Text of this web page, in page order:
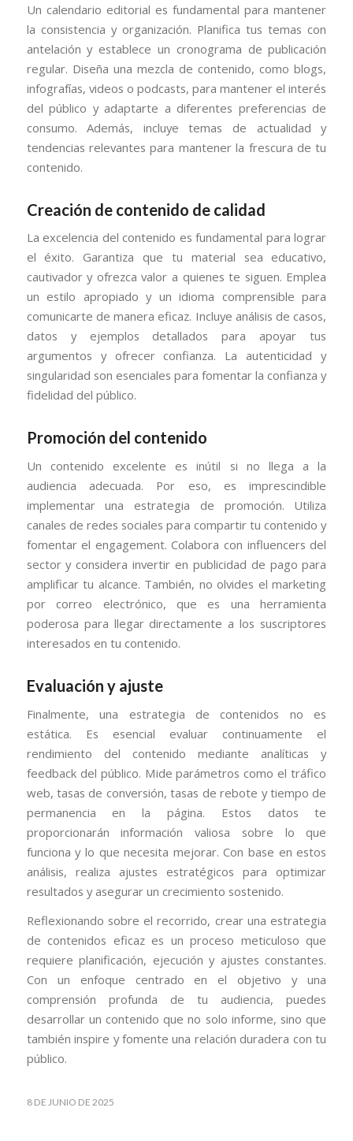
Un calendario editorial es fundamental para mantener
la consistencia y organización. Planifica tus temas con
antelación y establece un cronograma de publicación
regular. Diseña una mezcla de contenido, como blogs,
infografías, videos o podcasts, para mantener el interés
del público y adaptarte a diferentes preferencias de
consumo. Además, incluye temas de actualidad y
tendencias relevantes para mantener la frescura de tu
contenido.
Creación de contenido de calidad
La excelencia del contenido es fundamental para lograr
el éxito. Garantiza que tu material sea educativo,
cautivador y ofrezca valor a quienes te siguen. Emplea
un estilo apropiado y un idioma comprensible para
comunicarte de manera eficaz. Incluye análisis de casos,
datos y ejemplos detallados para apoyar tus
argumentos y ofrecer confianza. La autenticidad y
singularidad son esenciales para fomentar la confianza y
fidelidad del público.
Promoción del contenido
Un contenido excelente es inútil si no llega a la
audiencia adecuada. Por eso, es imprescindible
implementar una estrategia de promoción. Utiliza
canales de redes sociales para compartir tu contenido y
fomentar el engagement. Colabora con influencers del
sector y considera invertir en publicidad de pago para
amplificar tu alcance. También, no olvides el marketing
por correo electrónico, que es una herramienta
poderosa para llegar directamente a los suscriptores
interesados en tu contenido.
Evaluación y ajuste
Finalmente, una estrategia de contenidos no es
estática. Es esencial evaluar continuamente el
rendimiento del contenido mediante analíticas y
feedback del público. Mide parámetros como el tráfico
web, tasas de conversión, tasas de rebote y tiempo de
permanencia en la página. Estos datos te
proporcionarán información valiosa sobre lo que
funciona y lo que necesita mejorar. Con base en estos
análisis, realiza ajustes estratégicos para optimizar
resultados y asegurar un crecimiento sostenido.
Reflexionando sobre el recorrido, crear una estrategia
de contenidos eficaz es un proceso meticuloso que
requiere planificación, ejecución y ajustes constantes.
Con un enfoque centrado en el objetivo y una
comprensión profunda de tu audiencia, puedes
desarrollar un contenido que no solo informe, sino que
también inspire y fomente una relación duradera con tu
público.
8 DE JUNIO DE 2025